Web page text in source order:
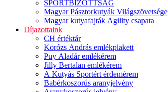
SPORTBIZOTTSÁG
Magyar Pásztorkutyák Világszövetsége
Magyar kutyafajták Agility csapata
Díjazottaink
CH értéktár
Korózs András emlékplakett
Puy Aladár emlékérem
Jilly Bertalan emlékérem
A Kutyás Sportért érdemérem
Babérkoszorús aranyjelvény